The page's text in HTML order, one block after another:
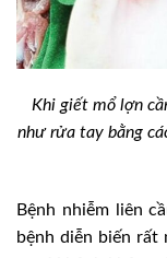
Khi giết mổ lợn
như rửa tay bằng
Bệnh nhiễm liên
bệnh diễn biến rất